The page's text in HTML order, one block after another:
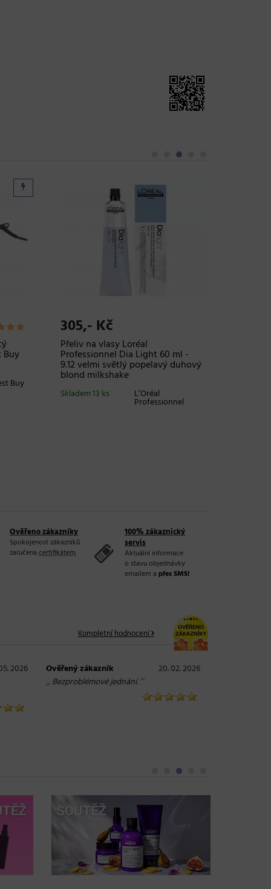
Buy
Buy
305,- Kč
Přeliv na vlasy Loréal
Professionnel Dia Light 60 ml -
9.12 velmi světlý popelavý duhový
blond milkshake
L’Oréal
Professionnel
Skladem 13 ks
Ověřeno zákazníky
Spokojenost zákazníků
zaručena certifikátem.
100% zákaznický
servis
Aktuální informace
o stavu objednávky
emailem a přes SMS!
Kompletní hodnocení
2026 Ověřený zákazník 20. 02. 2026
„ Bezproblémové jednání.“